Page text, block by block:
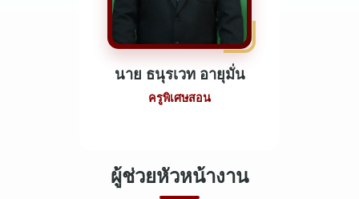
นาย ธนุรเวท อายุมั่น
ครูพิเศษสอน
ผู้ช่วยหัวหน้างาน